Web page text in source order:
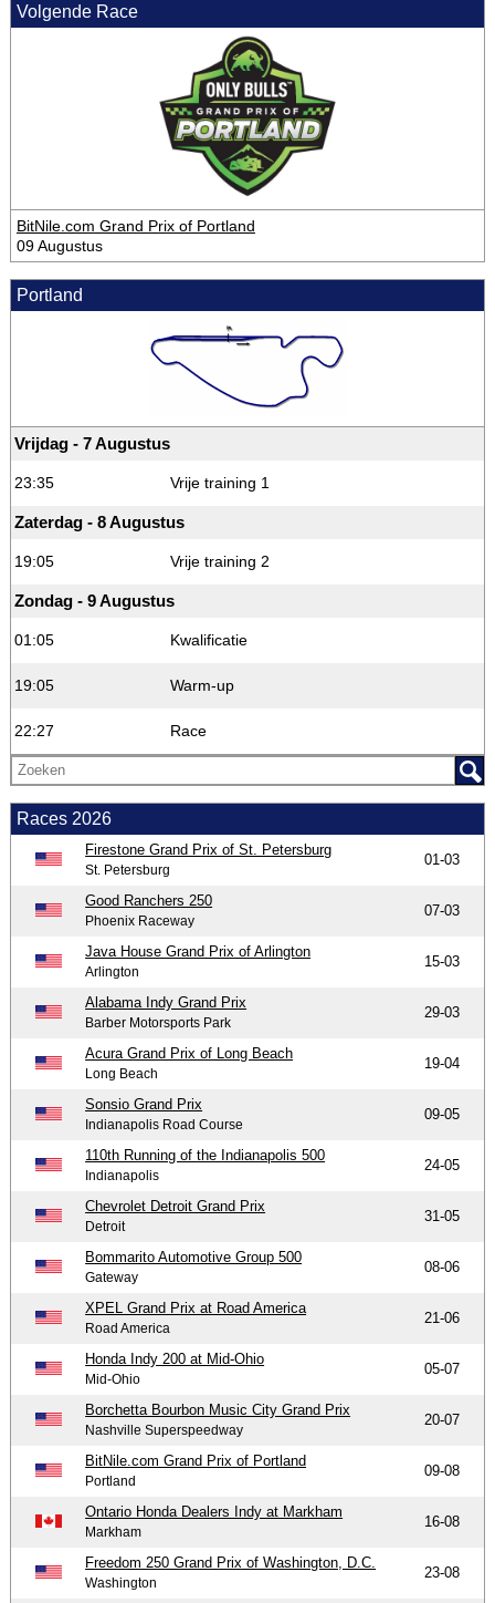
Volgende Race
BitNile.com Grand Prix of Portland
09 Augustus
Portland
Vrijdag - 7 Augustus
23:35 Vrije training 1
Zaterdag - 8 Augustus
19:05 Vrije training 2
Zondag - 9 Augustus
01:05 Kwalificatie
19:05 Warm-up
22:27 Race
Races 2026
Firestone Grand Prix of St. Petersburg
St. Petersburg
01-03
Good Ranchers 250
Phoenix Raceway
07-03
Java House Grand Prix of Arlington
Arlington
15-03
Alabama Indy Grand Prix
Barber Motorsports Park
29-03
Acura Grand Prix of Long Beach
Long Beach
19-04
Sonsio Grand Prix
Indianapolis Road Course
09-05
110th Running of the Indianapolis 500
Indianapolis
24-05
Chevrolet Detroit Grand Prix
Detroit
31-05
Bommarito Automotive Group 500
Gateway
08-06
XPEL Grand Prix at Road America
Road America
21-06
Honda Indy 200 at Mid-Ohio
Mid-Ohio
05-07
Borchetta Bourbon Music City Grand Prix
Nashville Superspeedway
20-07
BitNile.com Grand Prix of Portland
Portland
09-08
Ontario Honda Dealers Indy at Markham
Markham
16-08
Freedom 250 Grand Prix of Washington, D.C.
Washington
23-08